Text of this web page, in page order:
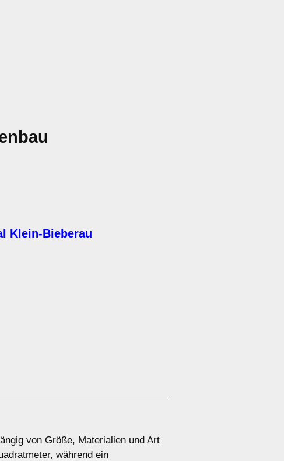
Klein-Bieberau
von Größe, Materialien und Art
während ein